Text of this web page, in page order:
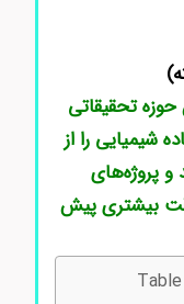
تحقیقاتی
را از
بیشتری پیش